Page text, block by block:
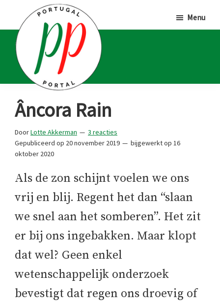
hoofd
inhoud
eerste
sidebar
voettekst
Portugal
Portal
Voor
Portugalliefhebbers
en
-
Menu
Âncora Rain
DoorLotte Akkerman
3 reacties
Gepubliceerd op 20 november 2019 bijgewerkt op 16
oktober 2020
Als de zon schijnt voelen we ons
vrij en blij. Regent het dan “slaan
we snel aan het somberen”. Het zit
er bij ons ingebakken. Maar klopt
dat wel? Geen enkel
wetenschappelijk onderzoek
bevestigt dat regen ons droevig of